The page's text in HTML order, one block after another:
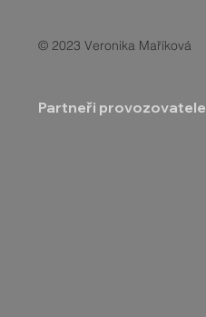
© 2023 Veronika Maříková
Partneři provozovatele